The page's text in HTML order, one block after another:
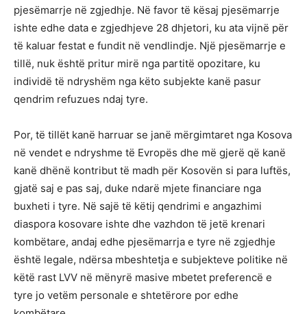
pjesëmarrje në zgjedhje. Në favor të kësaj pjesëmarrje
ishte edhe data e zgjedhjeve 28 dhjetori, ku ata vijnë për
të kaluar festat e fundit në vendlindje. Një pjesëmarrje e
tillë, nuk është pritur mirë nga partitë opozitare, ku
individë të ndryshëm nga këto subjekte kanë pasur
qendrim refuzues ndaj tyre.
Por, të tillët kanë harruar se janë mërgimtaret nga Kosova
në vendet e ndryshme të Evropës dhe më gjerë që kanë
kanë dhënë kontribut të madh për Kosovën si para luftës,
gjatë saj e pas saj, duke ndarë mjete financiare nga
buxheti i tyre. Në sajë të këtij qendrimi e angazhimi
diaspora kosovare ishte dhe vazhdon të jetë krenari
kombëtare, andaj edhe pjesëmarrja e tyre në zgjedhje
është legale, ndërsa mbeshtetja e subjekteve politike në
këtë rast LVV në mënyrë masive mbetet preferencë e
tyre jo vetëm personale e shtetërore por edhe